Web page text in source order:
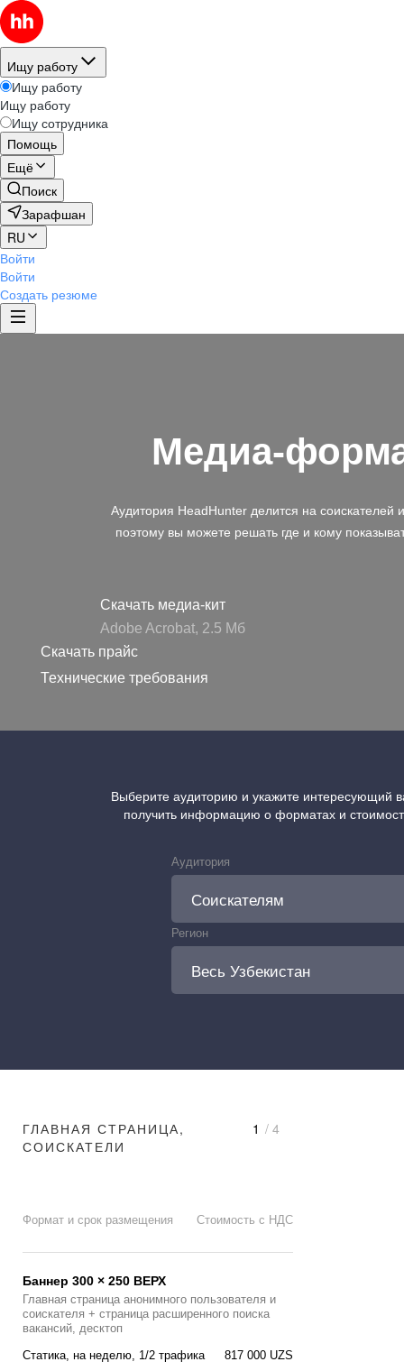
Ищу работу
Ищу работу
Ищу работу
Ищу сотрудника
Помощь
Ещё
Поиск
Зарафшан
RU
Войти
Войти
Создать резюме
Медиа-
Аудитория HeadHunter делится на соискателей
поэтому вы можете решать где и кому
Скачать медиа-кит
Adobe Acrobat, 2.5 Mб
Скачать прайс
Технические требования
Выберите аудиторию и укажите интересующий
получить информацию о форматах и
Аудитория
Регион
1 / 4
ГЛАВНАЯ СТРАНИЦА,
СОИСКАТЕЛИ
Формат и срок размещения Стоимость с НДС
Баннер 300 × 250 ВЕРХ
Главная страница анонимного пользователя и
соискателя + страница расширенного поиска
вакансий, десктоп
817 000 UZS
Статика, на неделю, 1/2 трафика